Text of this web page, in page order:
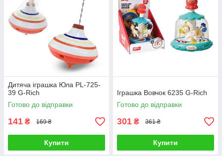
Дитяча іграшка Юла PL-725-
39 G-Rich
Готово до відправки
141 ₴ 169 ₴
Купити
Іграшка Вовчок 6235 G-Rich
Готово до відправки
301 ₴ 361 ₴
Купити